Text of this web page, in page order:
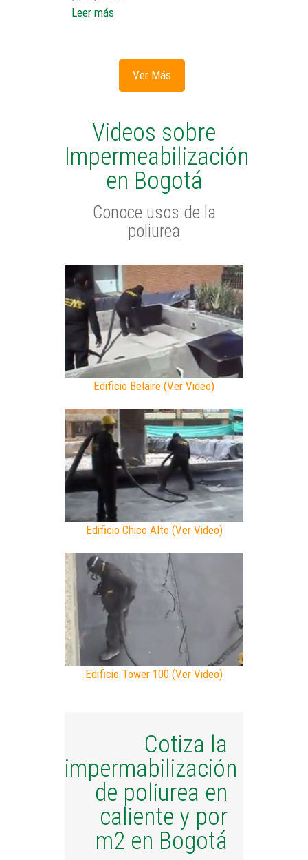
Leer más
Ver Más
Videos sobre
Impermeabilización
en Bogotá
Conoce usos de la
poliurea
Edificio Belaire (Ver Video)
Edificio Chico Alto (Ver Video)
Edificio Tower 100 (Ver Video)
Cotiza la
impermabilización
de poliurea en
caliente y por
m2 en Bogotá